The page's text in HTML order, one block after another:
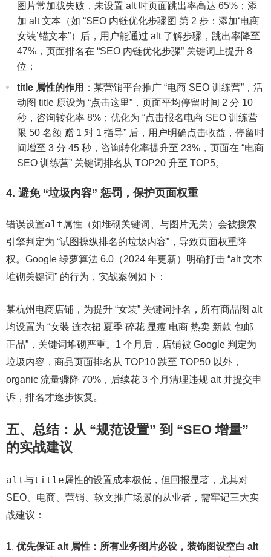
图片常加载失败，未设置 alt 时页面跳出率高达 65%；添
加 alt 文本（如 “SEO 内链优化步骤图 第 2 步：添加‘电商
女装’锚文本”）后，用户能通过 alt 了解步骤，跳出率降至
47%，页面排名在 “SEO 内链优化步骤” 关键词上提升 8
位；
title 属性的作用 ：某营销平台推广 “电商 SEO 训练营”，活
动图 title 原设为 “点击这里”，页面平均停留时间 2 分 10
秒，咨询转化率 8%；优化为 “点击报名电商 SEO 训练营
限 50 名额 赠 1 对 1 指导” 后，用户明确点击收益，停留时
间增至 3 分 45 秒，咨询转化率提升至 23%，页面在 “电商
SEO 训练营” 关键词排名从 TOP20 升至 TOP5。
4. 避免 “垃圾内容” 惩罚，保护页面权重
错误设置alt 属性（如堆砌关键词、与图片无关）会被搜索
引擎判定为 “试图操纵排名的垃圾内容”，导致页面权重降
权。Google 绿萝算法 6.0（2024 年更新）明确打击 “alt 文本
堆砌关键词” 的行为，实战案例如下：
某杭州电商店铺，为提升 “女装” 关键词排名，所有商品图 alt
均设置为 “女装 连衣裙 夏季 碎花 显瘦 电商 热卖 新款 包邮
正品”，关键词堆砌严重。1 个月后，店铺被 Google 判定为
垃圾内容，商品页面排名从 TOP10 跌至 TOP50 以外，
organic 流量骤降 70%，后续花 3 个月清理违规 alt 并提交申
诉，排名才逐步恢复。
五、总结：从 “规范设置” 到 “SEO 增量”
的实战建议
alt与title属性的设置成本极低，但回报显著，尤其对
SEO、电商、营销、软文推广场景的从业者，需牢记三大实
战建议：
优先保证 alt 属性：所有业务图片必设，装饰图设空白 alt